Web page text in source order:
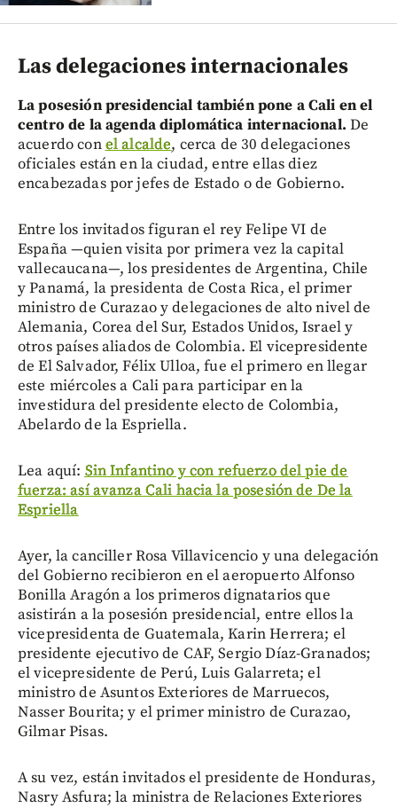
Las delegaciones internacionales
La posesión presidencial también pone a Cali en el
centro de la agenda diplomática internacional. De
acuerdo conel alcalde, cerca de 30 delegaciones
oficiales están en la ciudad, entre ellas diez
encabezadas por jefes de Estado o de Gobierno.
Entre los invitados figuran el rey Felipe VI de
España —quien visita por primera vez la capital
vallecaucana—, los presidentes de Argentina, Chile
y Panamá, la presidenta de Costa Rica, el primer
ministro de Curazao y delegaciones de alto nivel de
Alemania, Corea del Sur, Estados Unidos, Israel y
otros países aliados de Colombia. El vicepresidente
de El Salvador, Félix Ulloa, fue el primero en llegar
este miércoles a Cali para participar en la
investidura del presidente electo de Colombia,
Abelardo de la Espriella.
Lea aquí: Sin Infantino y con refuerzo del pie de
fuerza: así avanza Cali hacia la posesión de De la
Espriella
Ayer, la canciller Rosa Villavicencio y una delegación
del Gobierno recibieron en el aeropuerto Alfonso
Bonilla Aragón a los primeros dignatarios que
asistirán a la posesión presidencial, entre ellos la
vicepresidenta de Guatemala, Karin Herrera; el
presidente ejecutivo de CAF, Sergio Díaz-Granados;
el vicepresidente de Perú, Luis Galarreta; el
ministro de Asuntos Exteriores de Marruecos,
Nasser Bourita; y el primer ministro de Curazao,
Gilmar Pisas.
A su vez, están invitados el presidente de Honduras,
Nasry Asfura; la ministra de Relaciones Exteriores